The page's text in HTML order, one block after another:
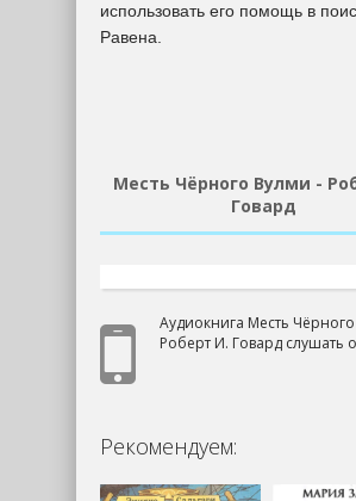
использовать его помощь в
Равена.
Месть Чёрного Вулми -
Говард
Аудиокнига Месть
Роберт И. Говард слушать
Рекомендуем: